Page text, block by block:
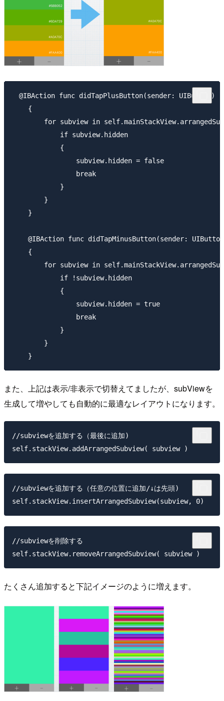
@IBAction func didTapPlusButton(sender: UIButton)
    {
for subview in
            if subview.hidden
            {
                subview.hidden = false
                break
            }
        }
    }
@IBAction func didTapMinusButton(sender:
    {
for subview in
            if !subview.hidden
            {
                subview.hidden = true
                break
            }
        }
また、上記は表示/非表示で切替えてましたが、subViewを
生成して増やしても自動的に最適なレイアウトになります。
//subviewを追加する（最後に追加)
//subviewを追加する（任意の位置に追加/↓は先頭)
//subviewを削除する
たくさん追加すると下記イメージのように増えます。